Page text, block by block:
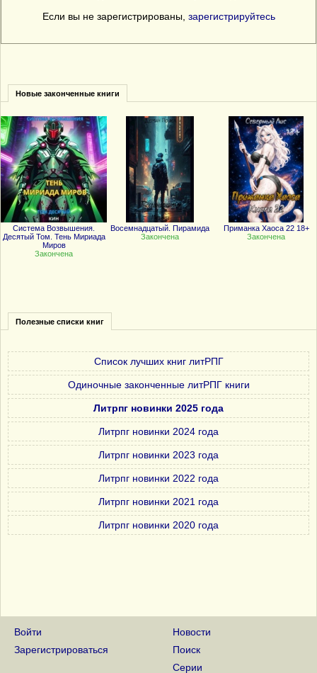
Если вы не зарегистрированы, зарегистрируйтесь
Новые законченные книги
Система Возвышения.
Десятый Том. Тень Мириада
Миров
Закончена
Восемнадцатый. Пирамида
Закончена
Приманка Хаоса 22 18+
Закончена
Полезные списки книг
Список лучших книг литРПГ
Одиночные законченные литРПГ книги
Литрпг новинки 2025 года
Литрпг новинки 2024 года
Литрпг новинки 2023 года
Литрпг новинки 2022 года
Литрпг новинки 2021 года
Литрпг новинки 2020 года
Войти
Зарегистрироваться
Новости
Поиск
Серии